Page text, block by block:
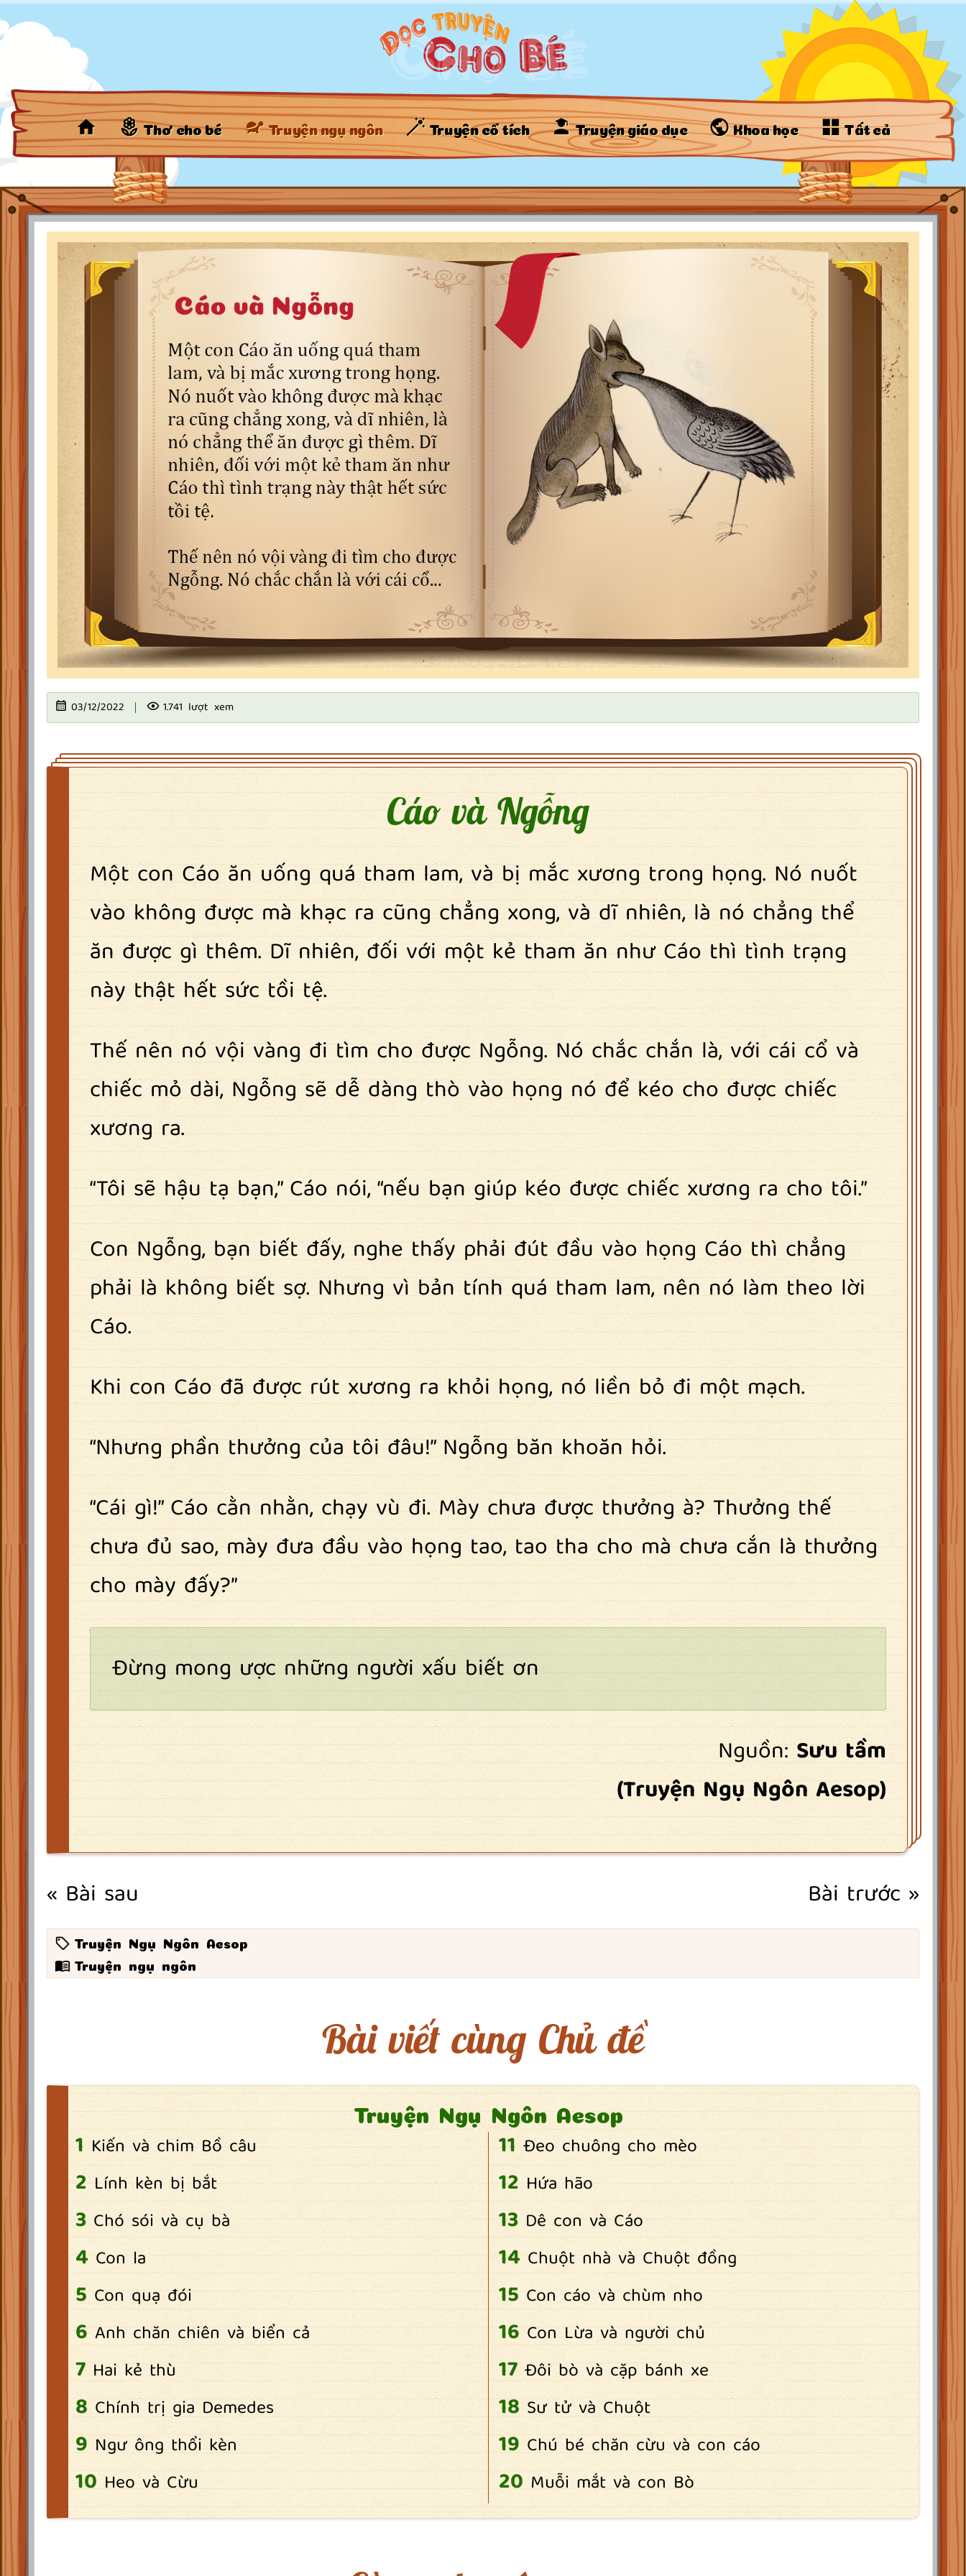
Thơ cho bé Truyện ngụ ngôn Truyện cổ tích Truyện giáo dục Khoa học Tất cả
03/12/2022 1.741 lượt xem
Cáo và Ngỗng
Một con Cáo ăn uống quá tham lam, và bị mắc xương trong họng. Nó nuốt
vào không được mà khạc ra cũng chẳng xong, và dĩ nhiên, là nó chẳng thể
ăn được gì thêm. Dĩ nhiên, đối với một kẻ tham ăn như Cáo thì tình trạng
này thật hết sức tồi tệ.
Thế nên nó vội vàng đi tìm cho được Ngỗng. Nó chắc chắn là, với cái cổ và
chiếc mỏ dài, Ngỗng sẽ dễ dàng thò vào họng nó để kéo cho được chiếc
xương ra.
“Tôi sẽ hậu tạ bạn,” Cáo nói, “nếu bạn giúp kéo được chiếc xương ra cho tôi.”
Con Ngỗng, bạn biết đấy, nghe thấy phải đút đầu vào họng Cáo thì chẳng
phải là không biết sợ. Nhưng vì bản tính quá tham lam, nên nó làm theo lời
Cáo.
Khi con Cáo đã được rút xương ra khỏi họng, nó liền bỏ đi một mạch.
“Nhưng phần thưởng của tôi đâu!” Ngỗng băn khoăn hỏi.
“Cái gì!” Cáo cằn nhằn, chạy vù đi. Mày chưa được thưởng à? Thưởng thế
chưa đủ sao, mày đưa đầu vào họng tao, tao tha cho mà chưa cắn là thưởng
cho mày đấy?”
Đừng mong ược những người xấu biết ơn
Nguồn: Sưu tầm
(Truyện Ngụ Ngôn Aesop)
« Bài sau Bài trước »
Truyện Ngụ Ngôn Aesop
Truyện ngụ ngôn
Bài viết cùng Chủ đề
Truyện Ngụ Ngôn Aesop
Kiến và chim Bồ câu
Lính kèn bị bắt
Chó sói và cụ bà
Con la
Con quạ đói
Anh chăn chiên và biển cả
Hai kẻ thù
Chính trị gia Demedes
Ngư ông thổi kèn
Heo và Cừu
Đeo chuông cho mèo
Hứa hão
Dê con và Cáo
Chuột nhà và Chuột đồng
Con cáo và chùm nho
Con Lừa và người chủ
Đôi bò và cặp bánh xe
Sư tử và Chuột
Chú bé chăn cừu và con cáo
Muỗi mắt và con Bò